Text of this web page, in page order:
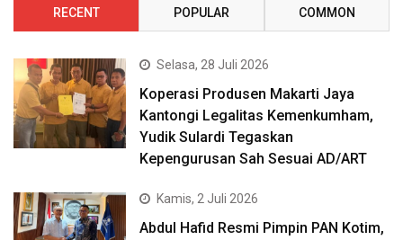
RECENT POPULAR COMMON
Selasa, 28 Juli 2026
Koperasi Produsen Makarti Jaya
Kantongi Legalitas Kemenkumham,
Yudik Sulardi Tegaskan
Kepengurusan Sah Sesuai AD/ART
Kamis, 2 Juli 2026
Abdul Hafid Resmi Pimpin PAN Kotim,